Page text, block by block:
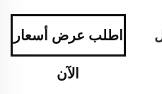
اطلب عرض أسعار
الآن